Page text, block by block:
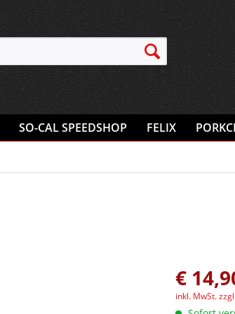
SO-CAL SPEEDSHOP FELIX
€
inkl. MwSt.